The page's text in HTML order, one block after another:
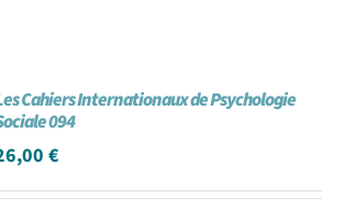
Cahiers Internationaux de Psychologie
094
€